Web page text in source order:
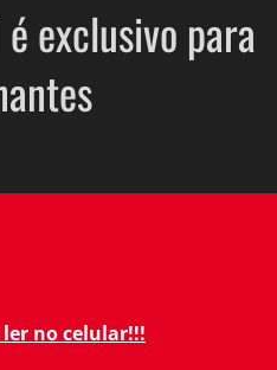
exclusivo para
no celular!!!